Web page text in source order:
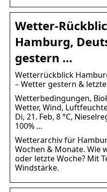
Wetter-
Hamburg,
gestern …
Wetterrückblick
– Wetter gestern &
Wetterbedingungen,
Wetter, Wind,
Di, 21. Feb, 8 °C,
100% …
Wetterarchiv für
Wochen & Monate. Wie
oder letzte Woche? Mit
Windstärke.